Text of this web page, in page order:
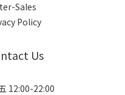
Sales
Policy
Us
12:00-22:00